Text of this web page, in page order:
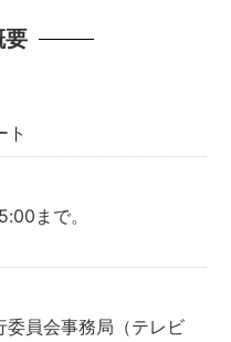
要
ト
まで。
委員会事務局（テレビ